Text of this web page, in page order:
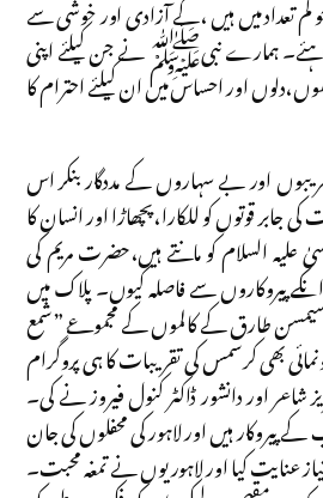
کم تعداد میں ہیں ،کے آزادی اور خوشی سے
چاہئے۔ ہمارے نبیﷺ نے جن کیلئے اپنی
اور احساس میں ان کیلئے احترام کا
اور بے سہاروں کے مددگار بنکر اس
قوتوں کو للکارا،پچھاڑا اور انسان کا
علیہ السلام کو مانتے ہیں،حضرت مریم کی
انکے پیروکاروں سے فاصلہ کیوں۔ پلاک میں
سیمسن طارق کے کالموں کے مجموعے ”شمع
بھی کرسمس کی تقریبات کا ہی پروگرام
اور دانشور ڈاکٹر کنول فیروز نے کی۔
پیروکار ہیں اور لاہور کی محفلوں کی جان
عنایت کیا اور لاہوریوں نے تمغہ محبت۔